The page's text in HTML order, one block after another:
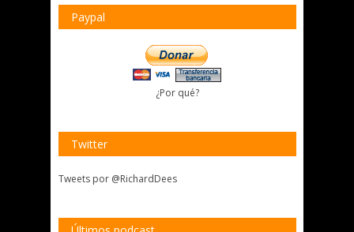
Paypal
¿Por qué?
Twitter
Tweets por @RichardDees